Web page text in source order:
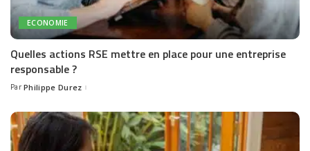
ECONOMIE
Quelles actions RSE mettre en place pour une entreprise
responsable ?
Posted
Par Philippe Durez